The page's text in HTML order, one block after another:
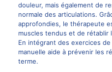
douleur, mais également de
normale des articulations.
approfondies, le thérapeute
muscles tendus et de rétablir
En intégrant des exercices
manuelle aide à prévenir les
terme.